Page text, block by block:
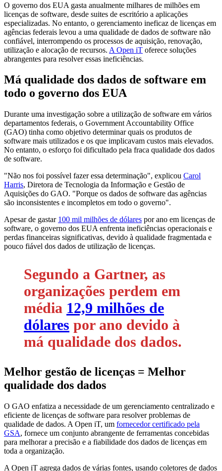
O governo dos EUA gasta anualmente milhares de milhões em
licenças de software, desde suites de escritório a aplicações
especializadas. No entanto, o gerenciamento ineficaz de licenças em
agências federais levou a uma qualidade de dados de software não
confiável, interrompendo os processos de aquisição, renovação,
utilização e alocação de recursos. A Open iT oferece soluções
abrangentes para resolver essas ineficiências.
Má qualidade dos dados de software em
todo o governo dos EUA
Durante uma investigação sobre a utilização de software em vários
departamentos federais, o Government Accountability Office
(GAO) tinha como objetivo determinar quais os produtos de
software mais utilizados e os que implicavam custos mais elevados.
No entanto, o esforço foi dificultado pela fraca qualidade dos dados
de software.
"Não nos foi possível fazer essa determinação", explicou Carol
Harris, Diretora de Tecnologia da Informação e Gestão de
Aquisições do GAO. "Porque os dados de software das agências
são inconsistentes e incompletos em todo o governo".
Apesar de gastar 100 mil milhões de dólares por ano em licenças de
software, o governo dos EUA enfrenta ineficiências operacionais e
perdas financeiras significativas, devido à qualidade fragmentada e
pouco fiável dos dados de utilização de licenças.
Segundo a Gartner, as
organizações perdem em
média 12,9 milhões de
dólares por ano devido à
má qualidade dos dados.
Melhor gestão de licenças = Melhor
qualidade dos dados
O GAO enfatiza a necessidade de um gerenciamento centralizado e
eficiente de licenças de software para resolver problemas de
qualidade de dados. A Open iT, um fornecedor certificado pela
GSA, fornece um conjunto abrangente de ferramentas concebidas
para melhorar a precisão e a fiabilidade dos dados de licenças em
toda a organização.
A Open iT agrega dados de várias fontes, usando coletores de dados